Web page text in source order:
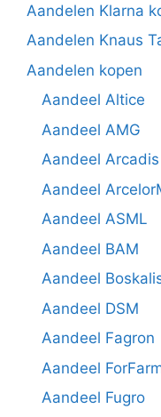
Aandelen Klarna
Aandelen Knaus
Aandelen kopen
Aandeel Altice
Aandeel AMG
Aandeel Arcadis
Aandeel
Aandeel ASML
Aandeel BAM
Aandeel
Aandeel DSM
Aandeel Fagron
Aandeel
Aandeel Fugro